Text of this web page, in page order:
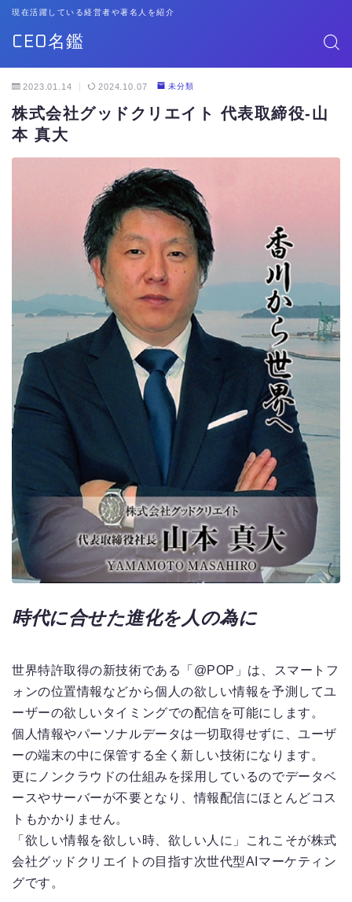
CEO名鑑
現在活躍している経営者や著名人を紹介
2023.01.14 2024.10.07 未分類
株式会社グッドクリエイト 代表取締役-山
本 真大
時代に合せた進化を人の為に
世界特許取得の新技術である「@POP」は、スマートフ
ォンの位置情報などから個人の欲しい情報を予測してユ
ーザーの欲しいタイミングでの配信を可能にします。
個人情報やパーソナルデータは一切取得せずに、ユーザ
ーの端末の中に保管する全く新しい技術になります。
更にノンクラウドの仕組みを採用しているのでデータベ
ースやサーバーが不要となり、情報配信にほとんどコス
トもかかりません。
「欲しい情報を欲しい時、欲しい人に」これこそが株式
会社グッドクリエイトの目指す次世代型AIマーケティン
グです。